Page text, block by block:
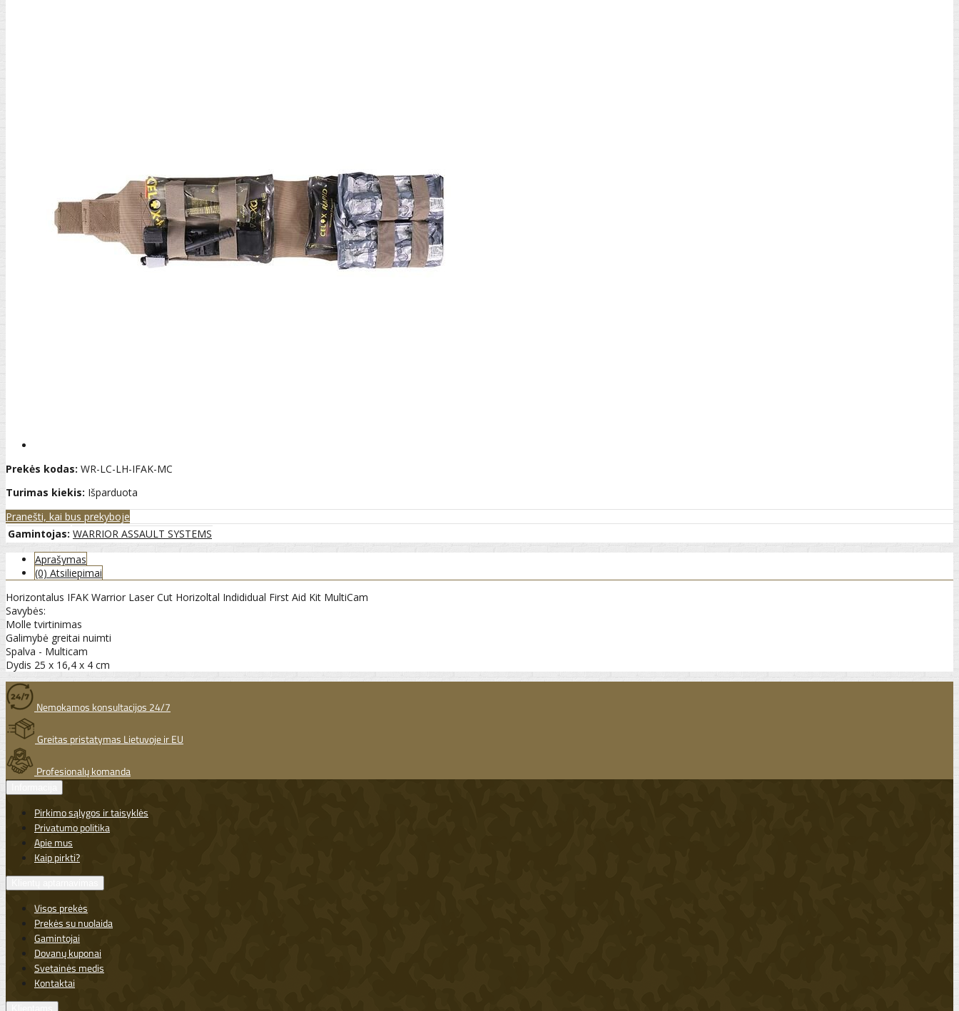
Prekės kodas: WR-LC-LH-IFAK-MC
Turimas kiekis: Išparduota
Pranešti, kai bus prekyboje
Gamintojas: WARRIOR ASSAULT SYSTEMS
Aprašymas
(0) Atsiliepimai
Horizontalus IFAK Warrior Laser Cut Horizoltal Indididual First Aid Kit MultiCam
Savybės:
Molle tvirtinimas
Galimybė greitai nuimti
Spalva - Multicam
Dydis 25 x 16,4 x 4 cm
Nemokamos konsultacijos 24/7
Greitas pristatymas Lietuvoje ir EU
Profesionalų komanda
Pirkimo sąlygos ir taisyklės
Privatumo politika
Apie mus
Kaip pirkti?
Visos prekės
Prekės su nuolaida
Gamintojai
Dovanų kuponai
Svetainės medis
Kontaktai